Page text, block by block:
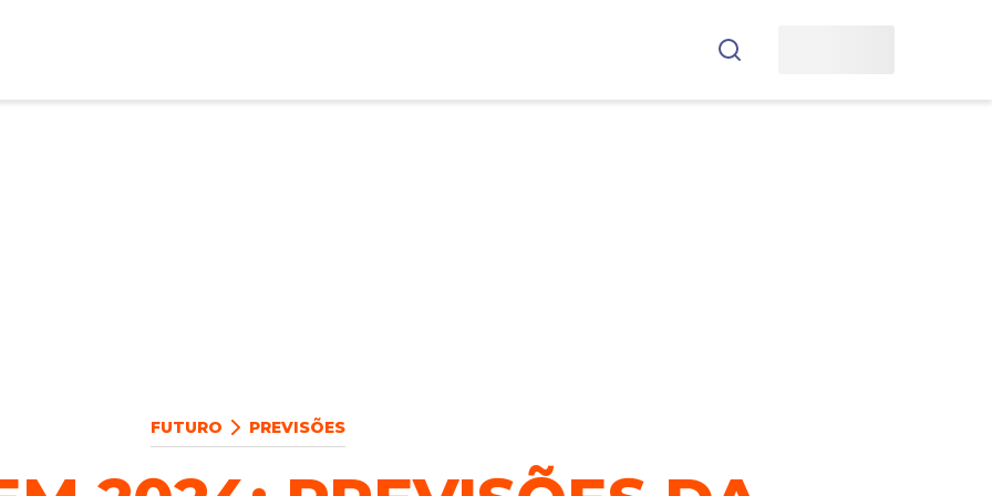
FUTURO PREVISÕES